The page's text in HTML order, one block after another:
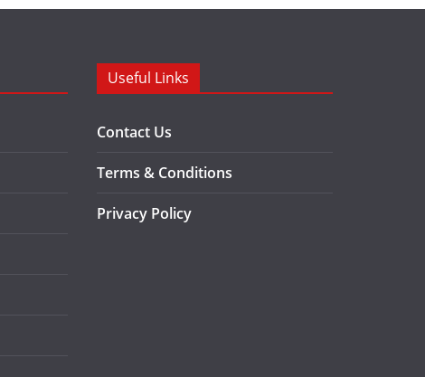
Useful Links
Contact Us
Terms & Conditions
Privacy Policy